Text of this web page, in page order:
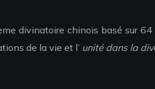
divinatoire chinois basé sur
de la vie et l’ unité dans la